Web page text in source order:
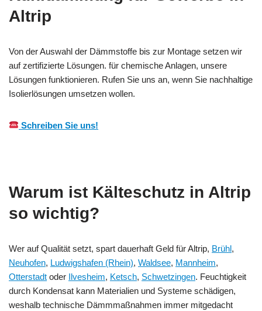
Altrip
Von der Auswahl der Dämmstoffe bis zur Montage setzen wir
auf zertifizierte Lösungen. für chemische Anlagen, unsere
Lösungen funktionieren. Rufen Sie uns an, wenn Sie nachhaltige
Isolierlösungen umsetzen wollen.
Schreiben Sie uns!
Warum ist Kälteschutz in Altrip
so wichtig?
Wer auf Qualität setzt, spart dauerhaft Geld für Altrip, Brühl,
Neuhofen, Ludwigshafen (Rhein), Waldsee, Mannheim,
Otterstadt oder Ilvesheim, Ketsch, Schwetzingen. Feuchtigkeit
durch Kondensat kann Materialien und Systeme schädigen,
weshalb technische Dämmmaßnahmen immer mitgedacht